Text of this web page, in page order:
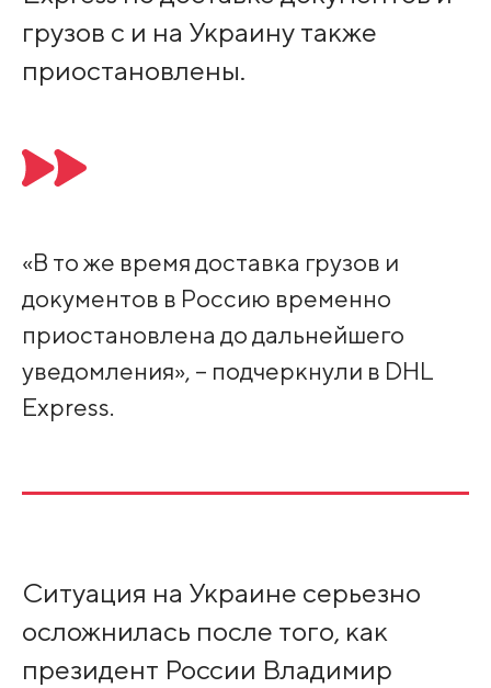
грузов с и на Украину также
приостановлены.
«В то же время доставка грузов и
документов в Россию временно
приостановлена до дальнейшего
уведомления», – подчеркнули в DHL
Express.
Ситуация на Украине серьезно
осложнилась после того, как
президент России Владимир